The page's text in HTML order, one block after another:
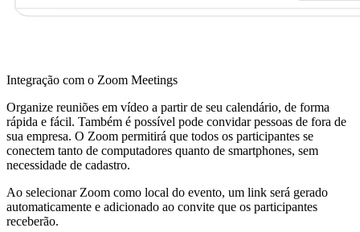
Integração com o Zoom Meetings
Organize reuniões em vídeo a partir de seu calendário, de forma
rápida e fácil. Também é possível pode convidar pessoas de fora de
sua empresa. O Zoom permitirá que todos os participantes se
conectem tanto de computadores quanto de smartphones, sem
necessidade de cadastro.
Ao selecionar Zoom como local do evento, um link será gerado
automaticamente e adicionado ao convite que os participantes
receberão.